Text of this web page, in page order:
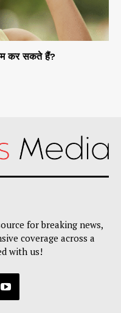
कर सकते हैं?
for breaking news,
coverage across a
with us!